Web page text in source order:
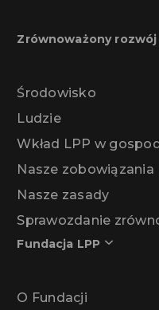
Zrównoważony rozwój
Środowisko
Ludzie
Wkład LPP w
Nasze zobowiązania
Nasze zasady
Sprawozdanie
Fundacja LPP
O Fundacji